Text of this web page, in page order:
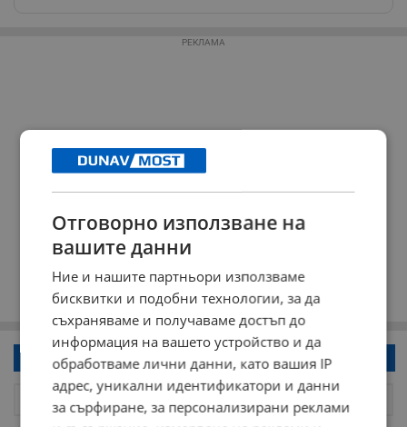
РЕКЛАМА
Напиши коментар!
Отговорно използване на
вашите данни
Ние и нашите партньори използваме
бисквитки и подобни технологии, за да
съхраняваме и получаваме достъп до
информация на вашето устройство и да
обработваме лични данни, като вашия IP
адрес, уникални идентификатори и данни
за сърфиране, за персонализирани реклами